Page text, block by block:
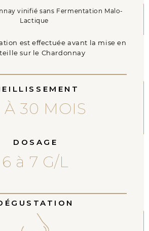
vinifié sans Fermentation Malo-
Lactique
est effectuée avant la mise en
sur le Chardonnay
À 30 MOIS
DOSAGE
6 à 7 G/L